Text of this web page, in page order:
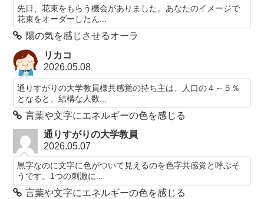
先日、花束をもらう機会がありました。あなたのイメージで
花束をオーダーしたん...
陽の気を感じさせるオーラ
リカコ
2026.05.08
通りすがりの大学教員様共感覚の持ち主は、人口の４～５％
となると、結構な人数...
言葉や文字にエネルギーの色を感じる
通りすがりの大学教員
2026.05.07
黒字なのに文字に色がついて見えるのを色字共感覚と呼ぶそ
うです。1つの刺激に...
言葉や文字にエネルギーの色を感じる